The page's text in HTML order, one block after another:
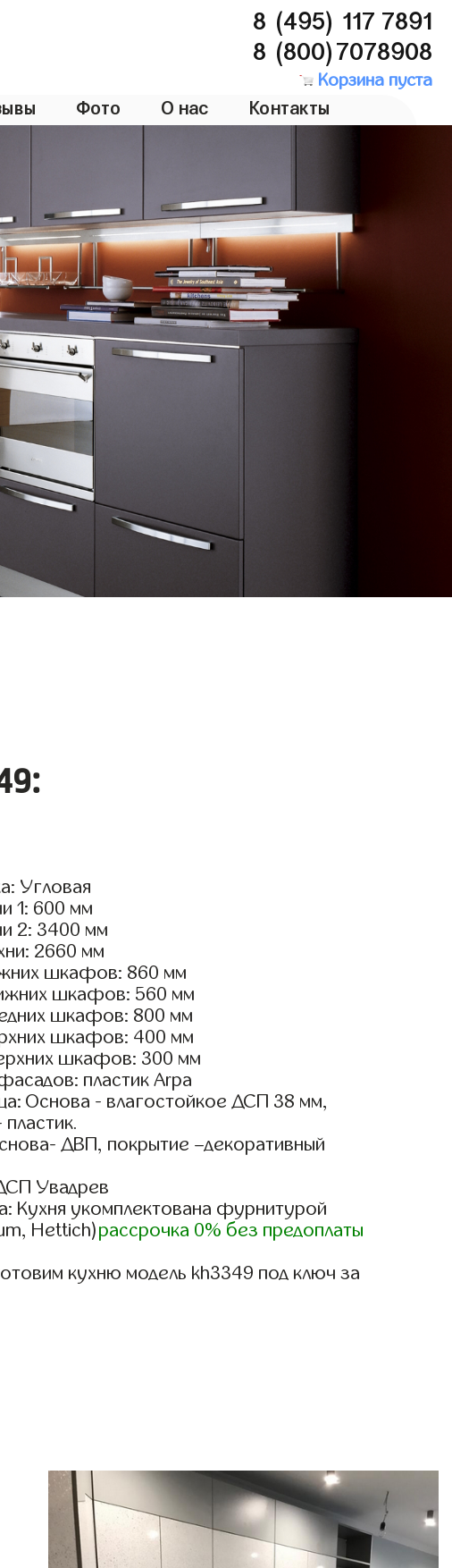
8 (495) 117 7891
8 (800)7078908
Корзина пуста
Фото О нас Контакты
Угловая
1: 600 мм
2: 3400 мм
2660 мм
шкафов: 860 мм
шкафов: 560 мм
шкафов: 800 мм
шкафов: 400 мм
шкафов: 300 мм
пластик Arpa
Основа - влагостойкое ДСП 38 мм,
ДВП, покрытие –декоративный
Увадрев
Кухня укомплектована фурнитурой
Hettich)рассрочка 0% без предоплаты
кухню модель kh3349 под ключ за